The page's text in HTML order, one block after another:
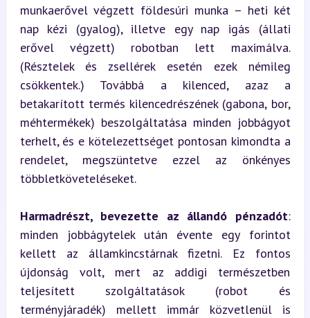
munkaerővel végzett földesúri munka – heti két
nap kézi (gyalog), illetve egy nap igás (állati
erővel végzett) robotban lett maximálva.
(Résztelek és zsellérek esetén ezek némileg
csökkentek.) Továbbá a kilenced, azaz a
betakarított termés kilencedrészének (gabona, bor,
méhtermékek) beszolgáltatása minden jobbágyot
terhelt, és e kötelezettséget pontosan kimondta a
rendelet, megszüntetve ezzel az önkényes
többletköveteléseket.
Harmadrészt, bevezette az állandó pénzadót:
minden jobbágytelek után évente egy forintot
kellett az államkincstárnak fizetni. Ez fontos
újdonság volt, mert az addigi természetben
teljesített szolgáltatások (robot és
terményjáradék) mellett immár közvetlenül is